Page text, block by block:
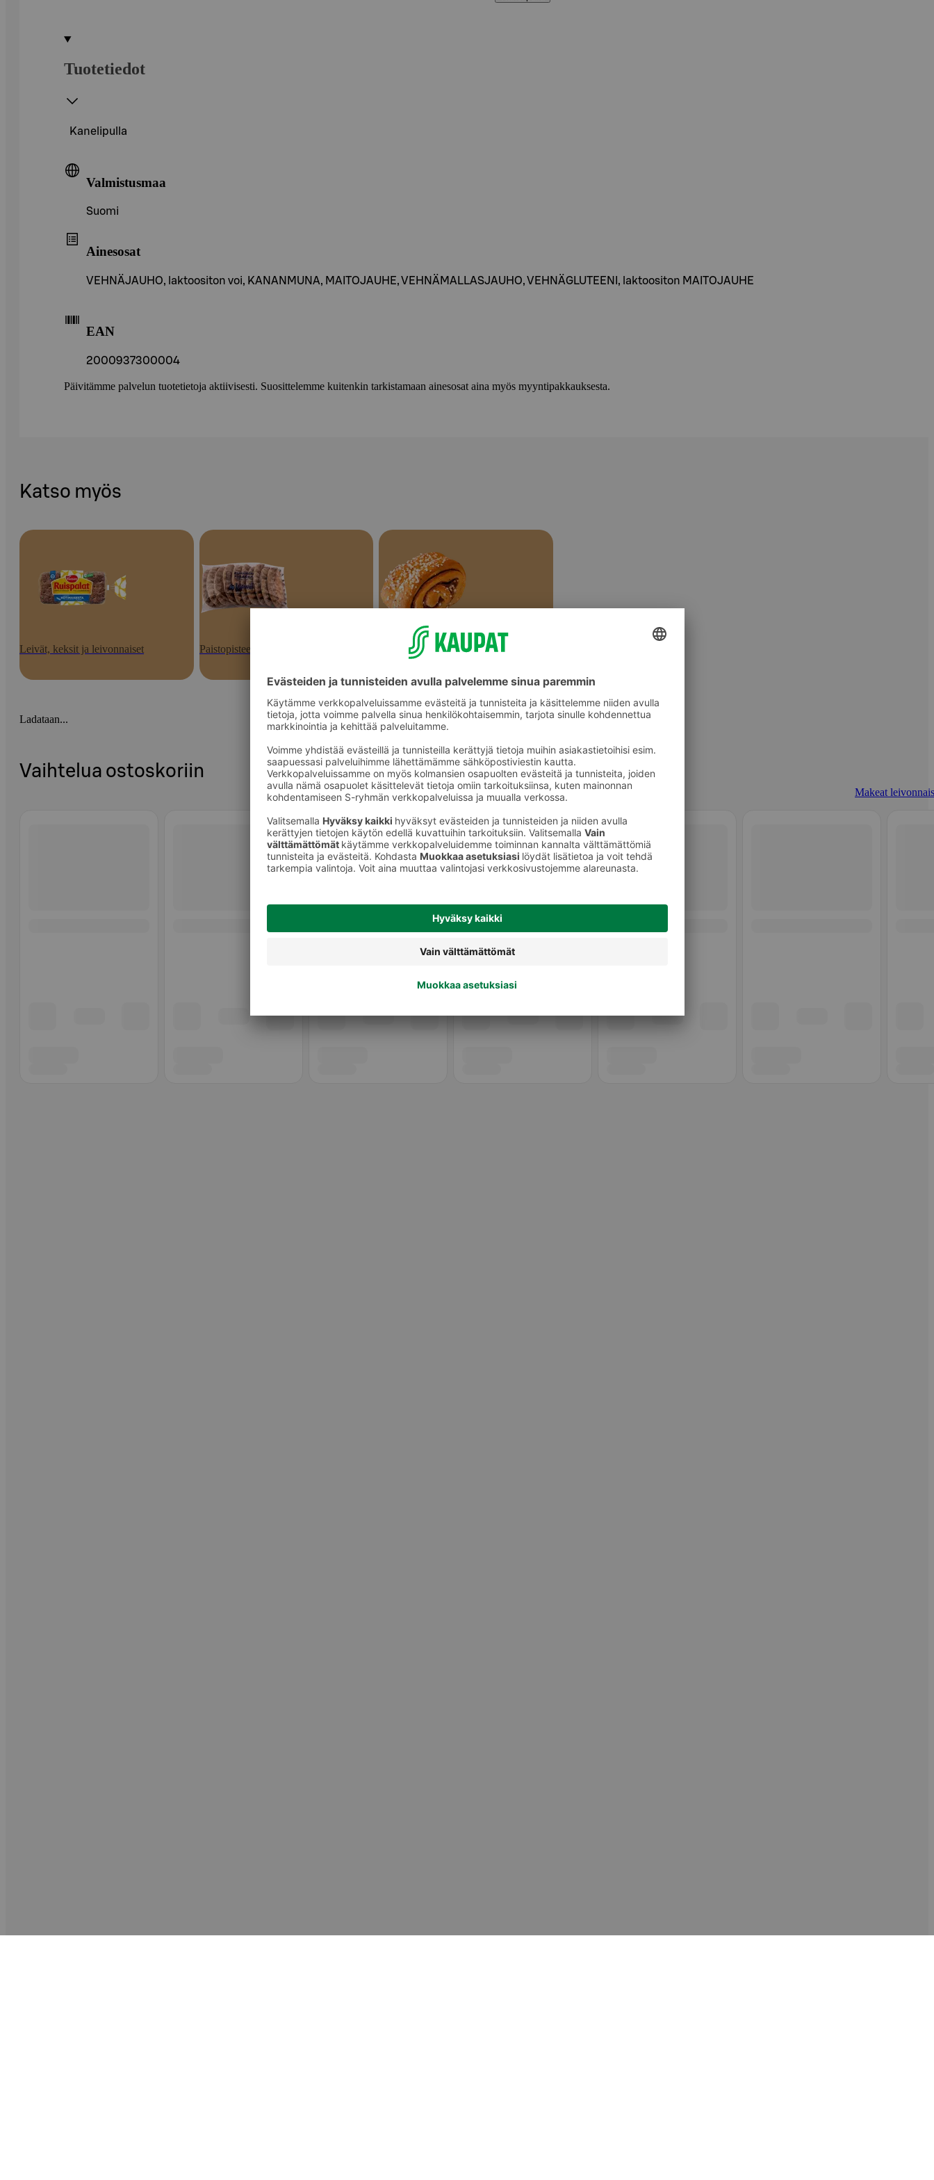
Tuotetiedot
Kanelipulla
Valmistusmaa
Suomi
Ainesosat
VEHNÄJAUHO, laktoositon voi, KANANMUNA, MAITOJAUHE, VEHNÄMALLASJAUHO, VEHNÄGLUTEENI, laktoositon MAITOJAUHE
EAN
2000937300004
Päivitämme palvelun tuotetietoja aktiivisesti. Suosittelemme kuitenkin tarkistamaan ainesosat aina myös myyntipakkauksesta.
Katso myös
Leivät, keksit ja leivonnaiset Paistopisteen tuotteet Makeat leivonnaiset
Ladataan...
Vaihtelua ostoskoriin
Makeat